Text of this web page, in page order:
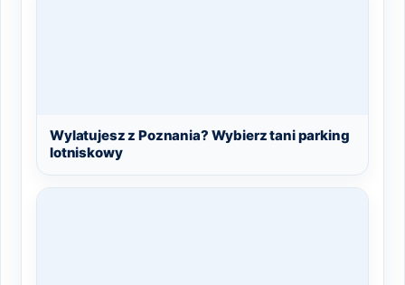
Wylatujesz z Poznania? Wybierz tani parking
lotniskowy